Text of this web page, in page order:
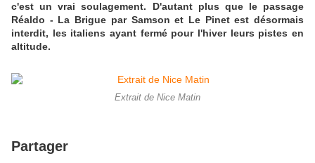
c'est un vrai soulagement. D'autant plus que le passage
Réaldo - La Brigue par Samson et Le Pinet est désormais
interdit, les italiens ayant fermé pour l'hiver leurs pistes en
altitude.
Extrait de Nice Matin
Partager